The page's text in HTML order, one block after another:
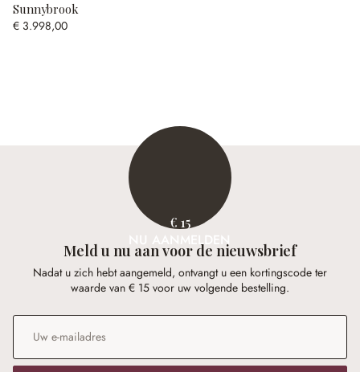
Sunnybrook
€ 3.998,00
€ 15
NU AANMELDEN
Meld u nu aan voor de nieuwsbrief
Nadat u zich hebt aangemeld, ontvangt u een kortingscode ter
waarde van € 15 voor uw volgende bestelling.
E-mailadres